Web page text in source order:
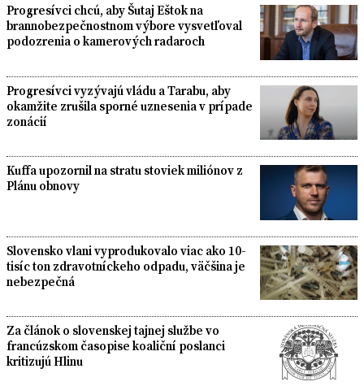
Progresívci chcú, aby Šutaj Eštok na
brannobezpečnostnom výbore vysvetľoval
podozrenia o kamerových radaroch
Progresívci vyzývajú vládu a Tarabu, aby
okamžite zrušila sporné uznesenia v prípade
zonácií
Kuffa upozornil na stratu stoviek miliónov z
Plánu obnovy
Slovensko vlani vyprodukovalo viac ako 10-
tisíc ton zdravotníckeho odpadu, väčšina je
nebezpečná
Za článok o slovenskej tajnej službe vo
francúzskom časopise koaliční poslanci
kritizujú Hlinu